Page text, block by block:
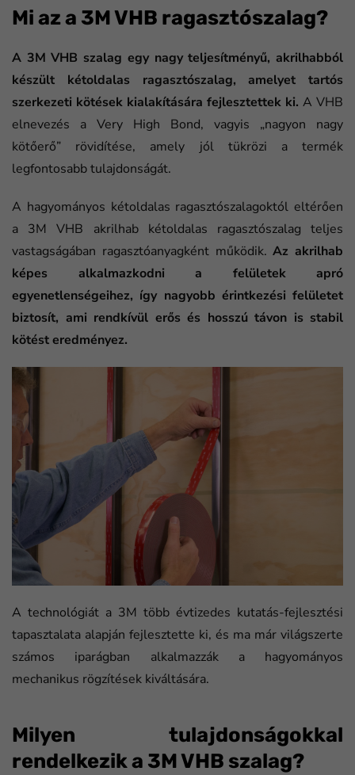
Mi az a 3M VHB ragasztószalag?
A 3M VHB szalag egy nagy teljesítményű, akrilhabból
készült kétoldalas ragasztószalag, amelyet tartós
szerkezeti kötések kialakítására fejlesztettek ki. A VHB
elnevezés a Very High Bond, vagyis „nagyon nagy
kötőerő” rövidítése, amely jól tükrözi a termék
legfontosabb tulajdonságát.
A hagyományos kétoldalas ragasztószalagoktól eltérően
a 3M VHB akrilhab kétoldalas ragasztószalag teljes
vastagságában ragasztóanyagként működik.Az akrilhab
képes alkalmazkodni a felületek apró
egyenetlenségeihez, így nagyobb érintkezési felületet
biztosít, ami rendkívül erős és hosszú távon is stabil
kötést eredményez.
A technológiát a 3M több évtizedes kutatás-fejlesztési
tapasztalata alapján fejlesztette ki, és ma már világszerte
számos iparágban alkalmazzák a hagyományos
mechanikus rögzítések kiváltására.
Milyen tulajdonságokkal
rendelkezik a 3M VHB szalag?